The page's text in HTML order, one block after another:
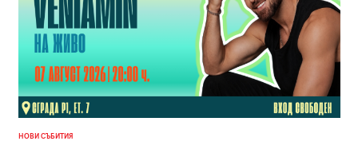
НОВИ СЪБИТИЯ